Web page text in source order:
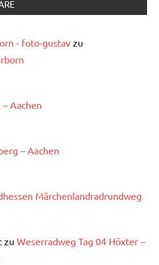
- foto-gustav zu
– Aachen
– Aachen
Märchenlandradrundweg
zu Weserradweg Tag 04 Höxter –